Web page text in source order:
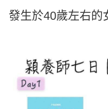
發生於40歲左右的